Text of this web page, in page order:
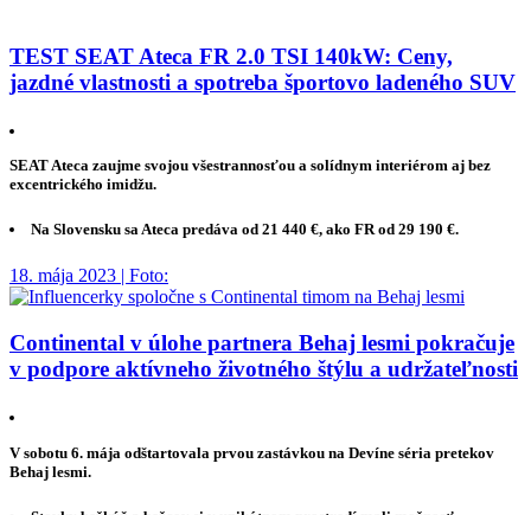
TEST SEAT Ateca FR 2.0 TSI 140kW: Ceny,
jazdné vlastnosti a spotreba športovo ladeného SUV
SEAT Ateca zaujme svojou všestrannosťou a solídnym interiérom aj bez
excentrického imidžu.
Na Slovensku sa Ateca predáva od 21 440 €, ako FR od 29 190 €.
18. mája 2023 | Foto:
Continental v úlohe partnera Behaj lesmi pokračuje
v podpore aktívneho životného štýlu a udržateľnosti
V sobotu 6. mája odštartovala prvou zastávkou na Devíne séria pretekov
Behaj lesmi.